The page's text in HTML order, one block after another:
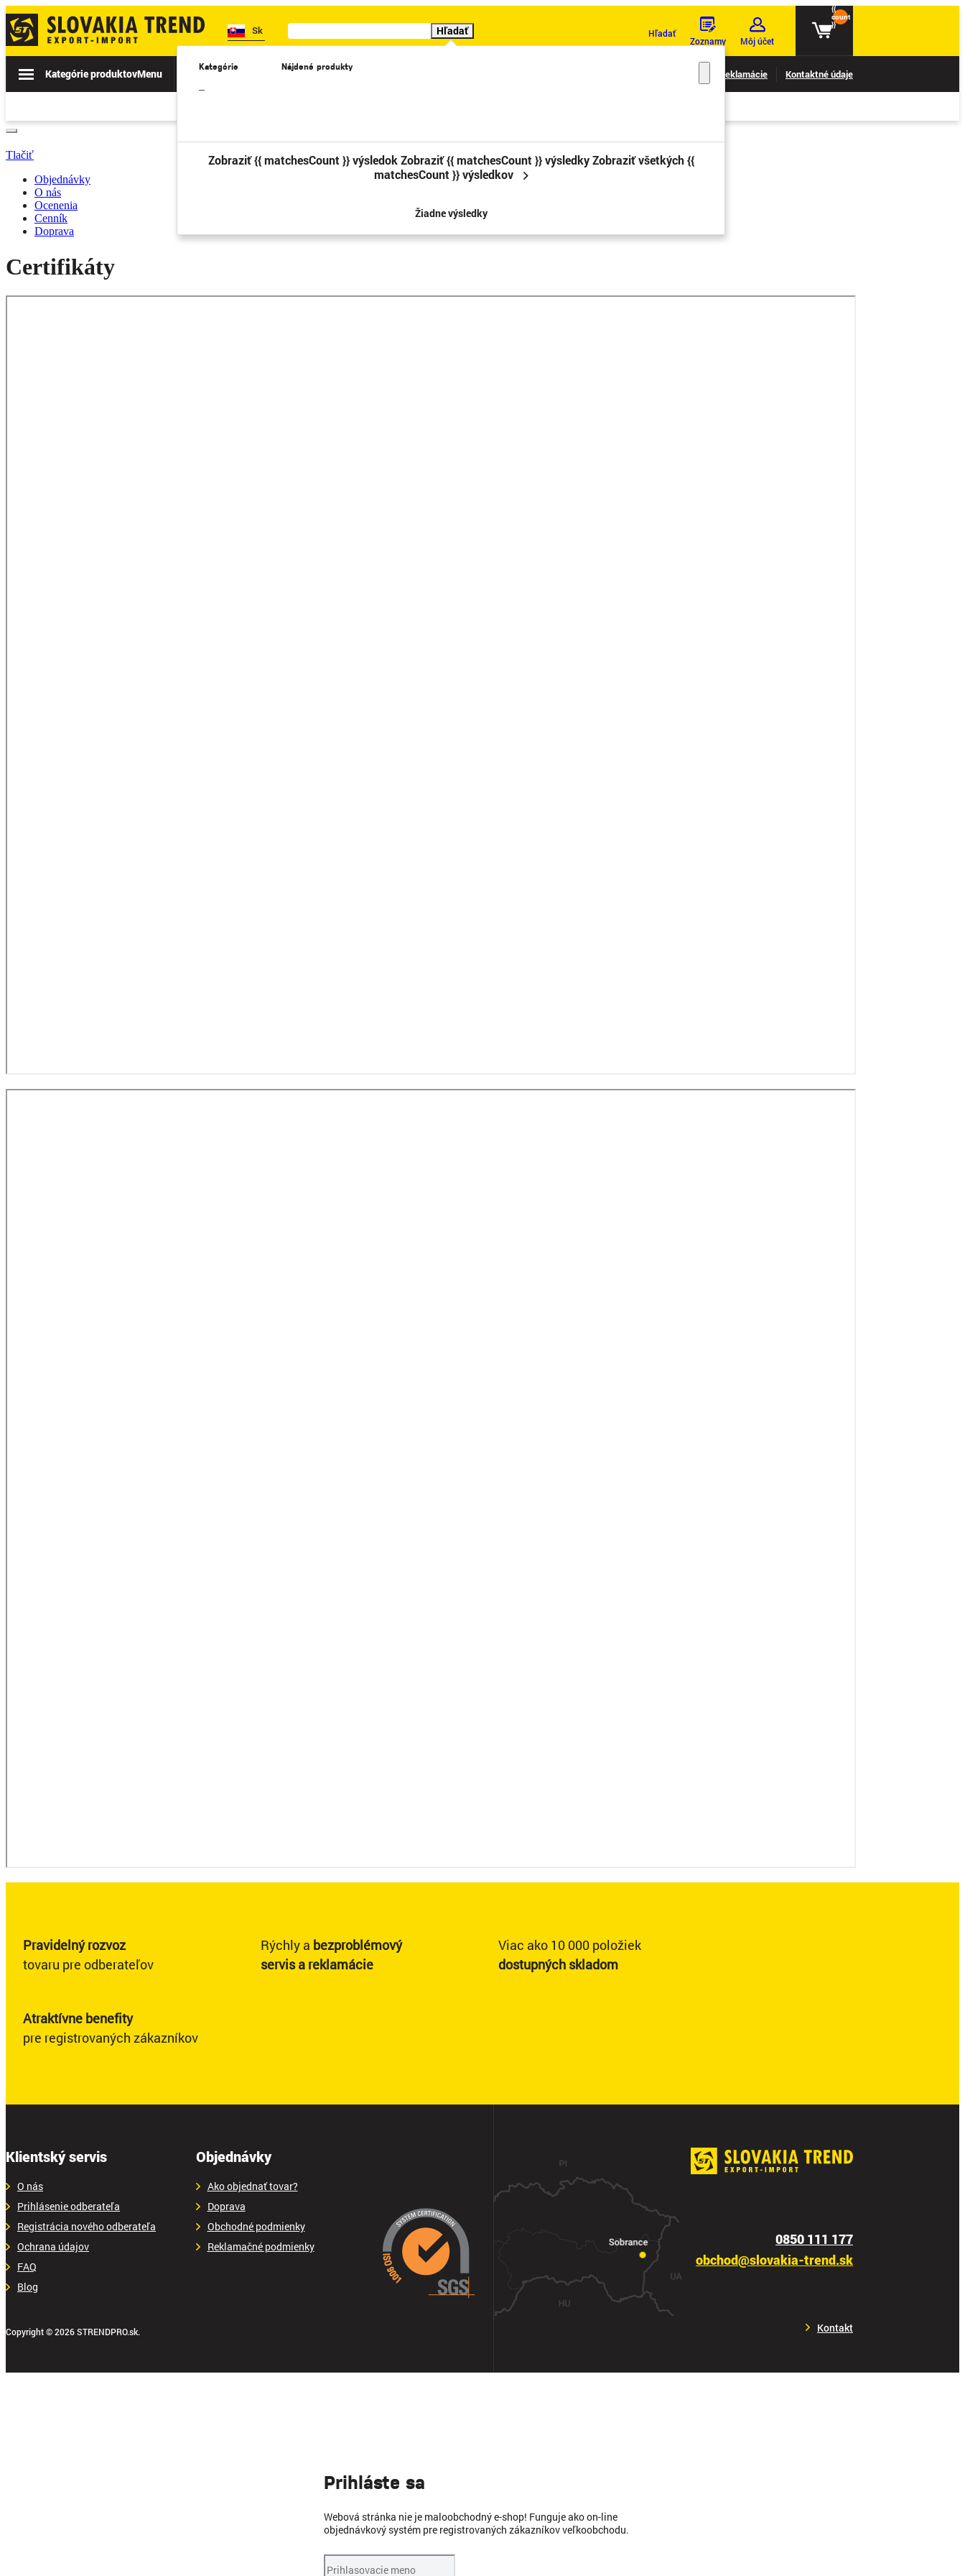
Sk Hľadať
Kategórie
–
Nájdené produkty
Zobraziť {{ matchesCount }} výsledok Zobraziť {{ matchesCount }} výsledky Zobraziť všetkých {{
matchesCount }} výsledkov
Žiadne výsledky
Hľadať
Zoznamy Môj účet
{{
count
}}
Kategórie produktovMenu Akcie Novinky II. TRIEDA Katalógy Reklamácie Kontaktné údaje
Tlačiť
Objednávky
O nás
Ocenenia
Cenník
Doprava
Certifikáty
Pravidelný rozvoz
tovaru pre odberateľov
Rýchly a bezproblémový
servis a reklamácie
Viac ako 10 000 položiek
dostupných skladom
Atraktívne benefity
pre registrovaných zákazníkov
Klientský servis
O nás
Prihlásenie odberateľa
Registrácia nového odberateľa
Ochrana údajov
FAQ
Blog
Objednávky
Ako objednať tovar?
Doprava
Obchodné podmienky
Reklamačné podmienky
Copyright © 2026 STRENDPRO.sk.
0850 111 177
obchod@slovakia-trend.sk
Kontakt
Prihláste sa
Webová stránka nie je maloobchodný e-shop! Funguje ako on-line
objednávkový systém pre registrovaných zákazníkov veľkoobchodu.